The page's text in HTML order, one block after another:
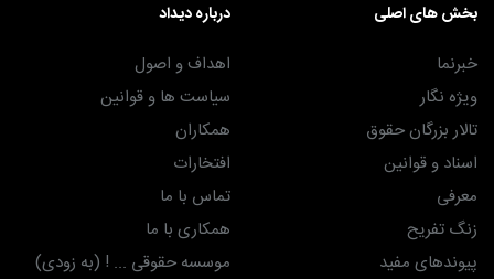
بخش های اصلی
خبرنما
ویژه نگار
تالار بزرگان حقوق
اسناد و قوانین
معرفی
زنگ تفریح
پیوندهای مفید
درباره دیداد
اهداف و اصول
سیاست ها و قوانین
همکاران
افتخارات
تماس با ما
همکاری با ما
موسسه حقوقی ... ! (به زودی)